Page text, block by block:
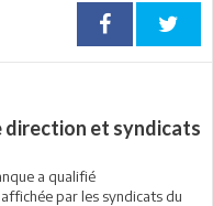
direction et syndicats
a qualifié
par les syndicats du